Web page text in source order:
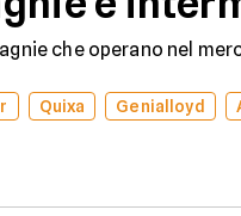
che operano nel
Quixa Genialloyd